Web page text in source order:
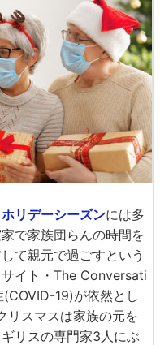
ホリデーシーズンには多
で家族団らんの時間を
て親元で過ごすという
イト・The Conversati
19)が依然とし
リスマスは家族の元を
リスの専門家3人にぶ